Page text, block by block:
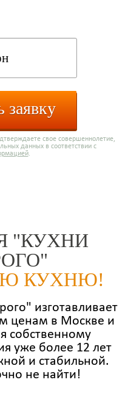
заявку
свое совершеннолетие,
данных в соответствии с
.
"КУХНИ
КУХНЮ!
изготавливает
ценам в Москве и
собственному
уже более 12 лет
и стабильной.
не найти!